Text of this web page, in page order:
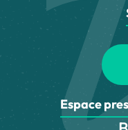
Espace